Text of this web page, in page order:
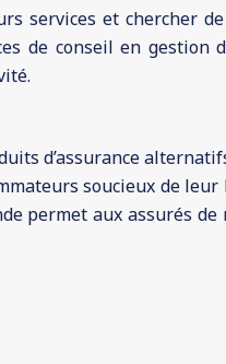
et chercher
de conseil en
d’assurance
soucieux de
permet aux assurés